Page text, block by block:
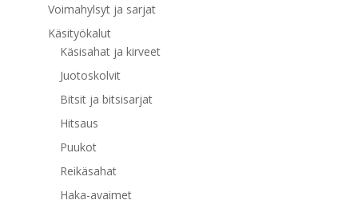
Voimahylsyt ja sarjat
Käsityökalut
Käsisahat ja kirveet
Juotoskolvit
Bitsit ja bitsisarjat
Hitsaus
Puukot
Reikäsahat
Haka-avaimet